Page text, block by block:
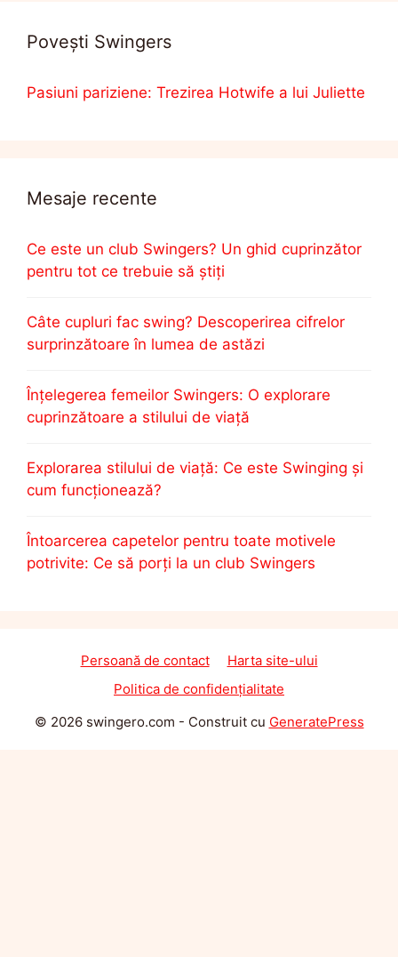
Povești Swingers
Pasiuni pariziene: Trezirea Hotwife a lui Juliette
Mesaje recente
Ce este un club Swingers? Un ghid cuprinzător
pentru tot ce trebuie să știți
Câte cupluri fac swing? Descoperirea cifrelor
surprinzătoare în lumea de astăzi
Înțelegerea femeilor Swingers: O explorare
cuprinzătoare a stilului de viață
Explorarea stilului de viață: Ce este Swinging și
cum funcționează?
Întoarcerea capetelor pentru toate motivele
potrivite: Ce să porți la un club Swingers
Persoană de contact
Harta site-ului
Politica de confidențialitate
© 2026 swingero.com - Construit cu GeneratePress